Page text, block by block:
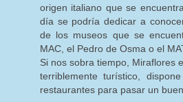
origen italiano que se
día se podría dedicar a
de los museos que se
MAC, el Pedro de Osma o el
Si nos sobra tiempo, Miraflores
terriblemente turístico,
restaurantes para pasar un